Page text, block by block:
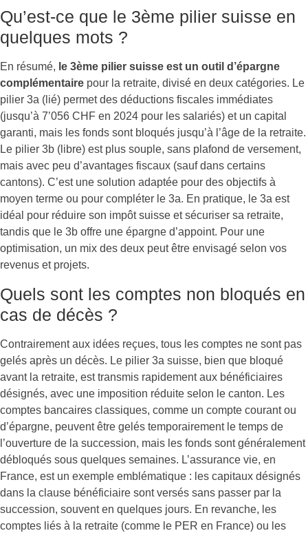
Qu’est-ce que le 3ème pilier suisse en
quelques mots ?
En résumé, le 3ème pilier suisse est un outil d’épargne
complémentaire pour la retraite, divisé en deux catégories. Le
pilier 3a (lié) permet des déductions fiscales immédiates
(jusqu’à 7’056 CHF en 2024 pour les salariés) et un capital
garanti, mais les fonds sont bloqués jusqu’à l’âge de la retraite.
Le pilier 3b (libre) est plus souple, sans plafond de versement,
mais avec peu d’avantages fiscaux (sauf dans certains
cantons). C’est une solution adaptée pour des objectifs à
moyen terme ou pour compléter le 3a. En pratique, le 3a est
idéal pour réduire son impôt suisse et sécuriser sa retraite,
tandis que le 3b offre une épargne d’appoint. Pour une
optimisation, un mix des deux peut être envisagé selon vos
revenus et projets.
Quels sont les comptes non bloqués en
cas de décès ?
Contrairement aux idées reçues, tous les comptes ne sont pas
gelés après un décès. Le pilier 3a suisse, bien que bloqué
avant la retraite, est transmis rapidement aux bénéficiaires
désignés, avec une imposition réduite selon le canton. Les
comptes bancaires classiques, comme un compte courant ou
d’épargne, peuvent être gelés temporairement le temps de
l’ouverture de la succession, mais les fonds sont généralement
débloqués sous quelques semaines. L’assurance vie, en
France, est un exemple emblématique : les capitaux désignés
dans la clause bénéficiaire sont versés sans passer par la
succession, souvent en quelques jours. En revanche, les
comptes liés à la retraite (comme le PER en France) ou les